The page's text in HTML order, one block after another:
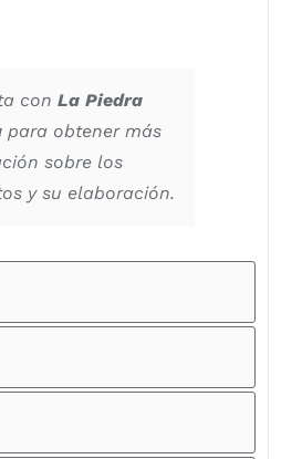
con La Piedra
para obtener más
sobre los
y su elaboración.